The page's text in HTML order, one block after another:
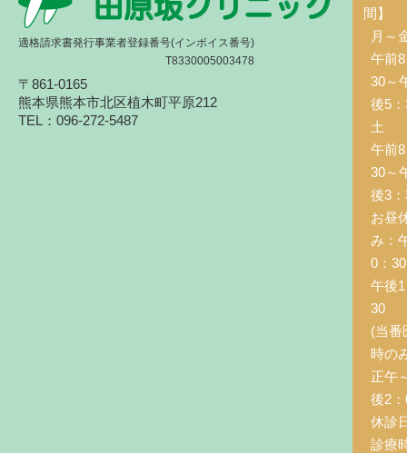
適格請求書発行事業者登録番号(インボイス番号)
T8330005003478
〒861-0165
熊本県熊本市北区植木町平原212
TEL：096-272-5487
間】
月～
午前
30～
後5
土
午前
30～
後3
お昼
み：
0：
午後
30
(当番
時の
正午
後2
休診
診療